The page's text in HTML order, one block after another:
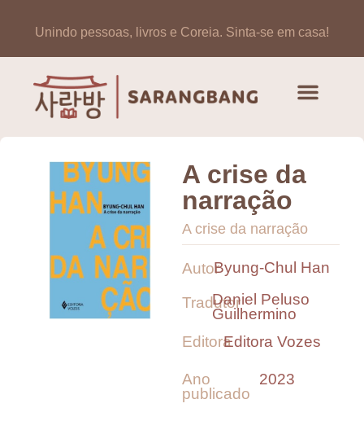
Unindo pessoas, livros e Coreia. Sinta-se em casa!
A crise da
narração
A crise da narração
AutorByung-Chul Han
TradutorDaniel Peluso
Guilhermino
EditoraEditora Vozes
Ano
publicado
2023